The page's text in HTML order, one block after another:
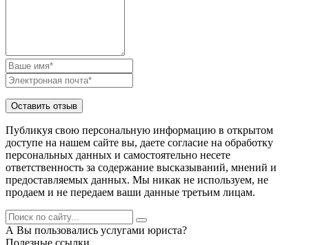
Публикуя свою персональную информацию в открытом
доступе на нашем сайте вы, даете согласие на обработку
персональных данных и самостоятельно несете
ответственность за содержание высказываний, мнений и
предоставляемых данных. Мы никак не используем, не
продаем и не передаем ваши данные третьим лицам.
А Вы пользовались услугами юриста?